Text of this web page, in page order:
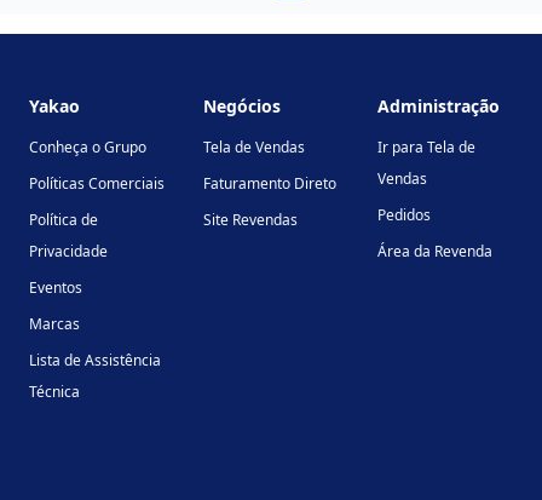
Yakao
Conheça o Grupo
Políticas Comerciais
Política de
Privacidade
Eventos
Marcas
Lista de Assistência
Técnica
Negócios
Tela de Vendas
Faturamento Direto
Site Revendas
Administração
Ir para Tela de
Vendas
Pedidos
Área da Revenda